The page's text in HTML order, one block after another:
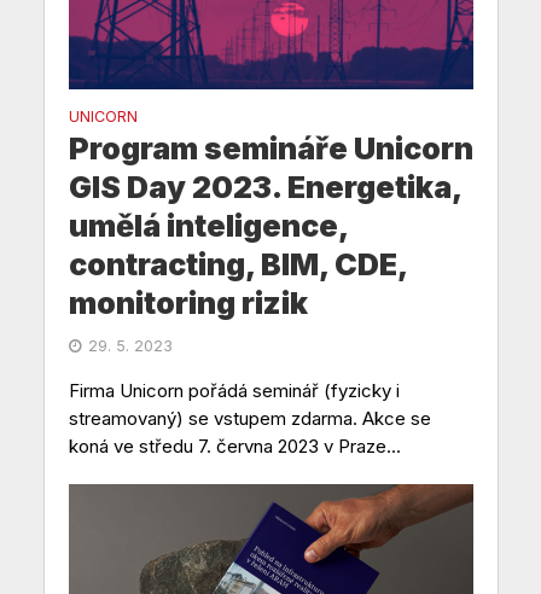
UNICORN
Program semináře Unicorn
GIS Day 2023. Energetika,
umělá inteligence,
contracting, BIM, CDE,
monitoring rizik
29. 5. 2023
Firma Unicorn pořádá seminář (fyzicky i
streamovaný) se vstupem zdarma. Akce se
koná ve středu 7. června 2023 v Praze...